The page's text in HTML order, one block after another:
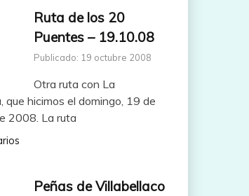
Ruta de los 20
Puentes – 19.10.08
Publicado: 19 octubre 2008
Otra ruta con La
que hicimos el domingo, 19 de
2008. La ruta
Peñas de Villabellaco